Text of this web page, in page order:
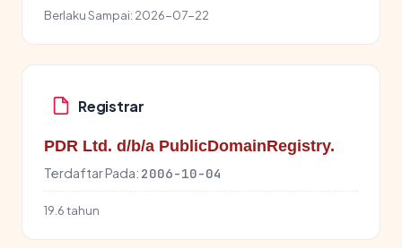
Berlaku Sampai: 2026-07-22
Registrar
PDR Ltd. d/b/a PublicDomainRegistry.
Terdaftar Pada: 2006-10-04
19.6 tahun